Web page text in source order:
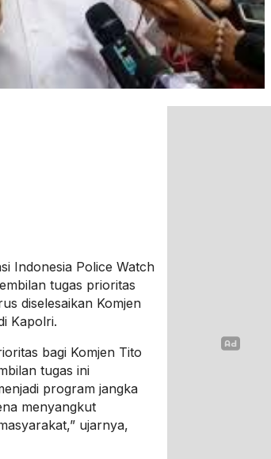
Indonesia Police Watch
tugas prioritas
diselesaikan Komjen
Kapolri.
bagi Komjen Tito
tugas ini
program jangka
menyangkut
ujarnya,